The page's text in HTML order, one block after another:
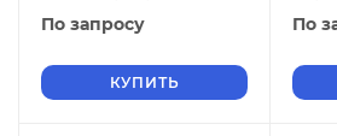
06ХН28МДТ ГОСТ 26020-
По запросу
КУПИТЬ
По